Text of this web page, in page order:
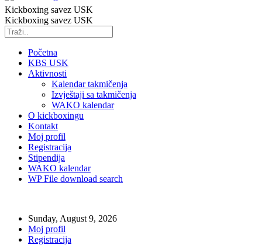
Kickboxing savez USK
Kickboxing savez USK
Početna
KBS USK
Aktivnosti
Kalendar takmičenja
Izvještaji sa takmičenja
WAKO kalendar
O kickboxingu
Kontakt
Moj profil
Registracija
Stipendija
WAKO kalendar
WP File download search
Sunday, August 9, 2026
Moj profil
Registracija